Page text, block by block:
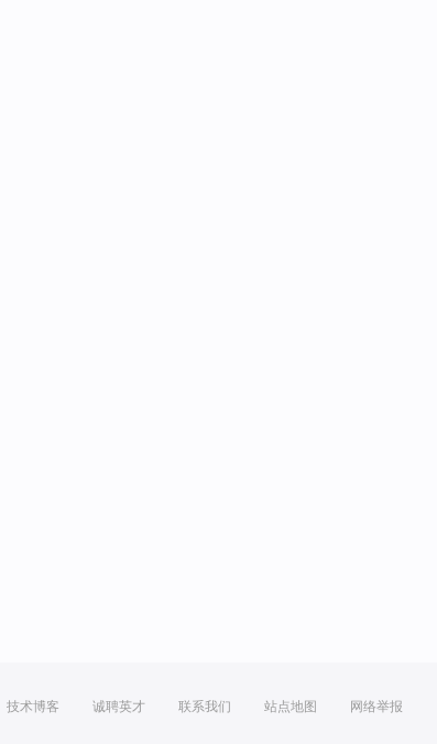
技术博客 诚聘英才 联系我们 站点地图 网络举报